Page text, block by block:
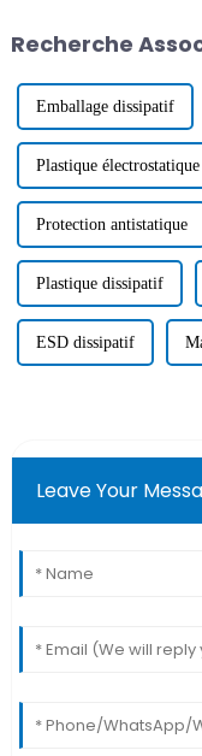
Recherche
Emballage dissipatif
Plastique électrostatique
Protection antistatique
Plastique dissipatif
ESD dissipatif
Leave Your